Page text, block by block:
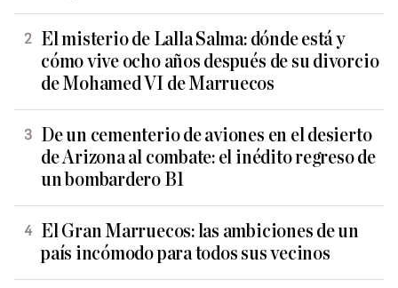
El misterio de Lalla Salma: dónde está y
cómo vive ocho años después de su divorcio
de Mohamed VI de Marruecos
De un cementerio de aviones en el desierto
de Arizona al combate: el inédito regreso de
un bombardero B1
El Gran Marruecos: las ambiciones de un
país incómodo para todos sus vecinos